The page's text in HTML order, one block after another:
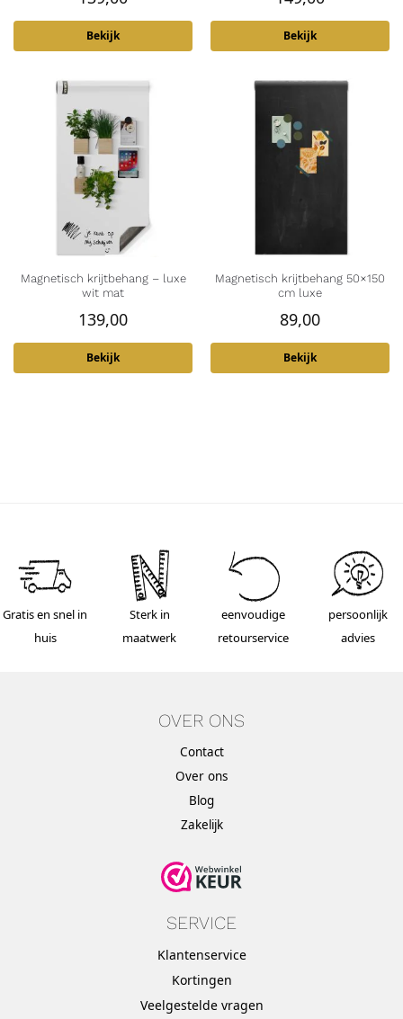
Bekijk Bekijk
Magnetisch krijtbehang – luxe
wit mat
139,00
Bekijk
Magnetisch krijtbehang 50×150
cm luxe
89,00
Bekijk
Gratis en snel in
huis
Sterk in
maatwerk
eenvoudige
retourservice
persoonlijk
advies
OVER ONS
Contact
Over ons
Blog
Zakelijk
SERVICE
Klantenservice
Kortingen
Veelgestelde vragen